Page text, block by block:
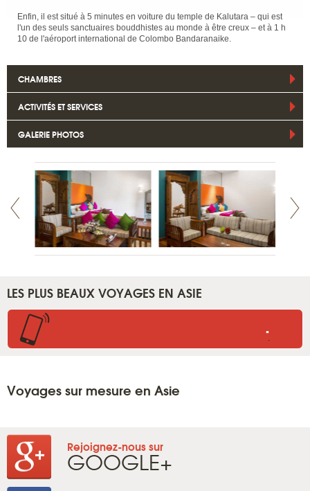
Enfin, il est situé à 5 minutes en voiture du temple de Kalutara – qui est
l'un des seuls sanctuaires bouddhistes au monde à être creux – et à 1 h
10 de l'aéroport international de Colombo Bandaranaike.
CHAMBRES
ACTIVITÉS ET SERVICES
GALERIE PHOTOS
LES PLUS BEAUX VOYAGES EN ASIE
..
Voyages sur mesure en Asie
Rejoignez-nous sur
GOOGLE+